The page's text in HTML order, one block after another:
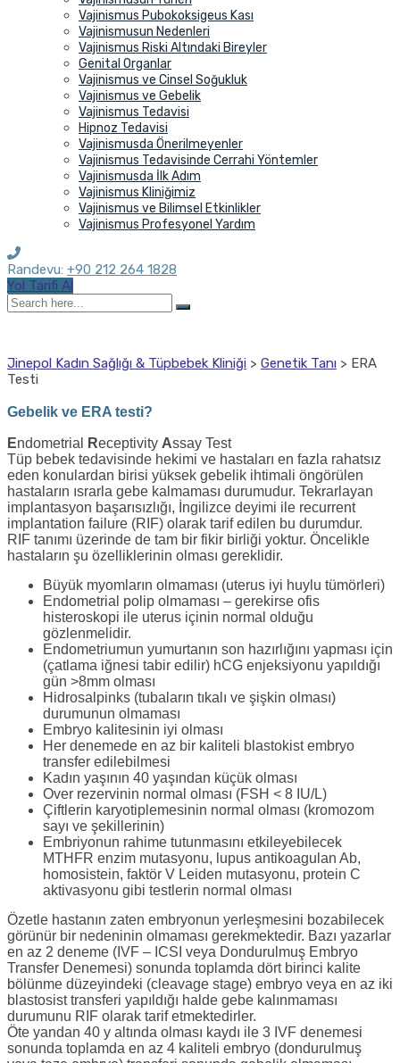
Vajinismus Pubokoksigeus Kası
Vajinismusun Nedenleri
Vajinismus Riski Altındaki Bireyler
Genital Organlar
Vajinismus ve Cinsel Soğukluk
Vajinismus ve Gebelik
Vajinismus Tedavisi
Hipnoz Tedavisi
Vajinismusda Önerilmeyenler
Vajinismus Tedavisinde Cerrahi Yöntemler
Vajinismusda İlk Adım
Vajinismus Kliniğimiz
Vajinismus ve Bilimsel Etkinlikler
Vajinismus Profesyonel Yardım
Randevu: +90 212 264 1828
Yol Tarifi Al
Search
here...
Jinepol Kadın Sağlığı & Tüpbebek Kliniği > Genetik Tanı > ERA
Testi
Gebelik ve ERA testi?
Endometrial Receptivity Assay Test
Tüp bebek tedavisinde hekimi ve hastaları en fazla rahatsız
eden konulardan birisi yüksek gebelik ihtimali öngörülen
hastaların ısrarla gebe kalmaması durumudur. Tekrarlayan
implantasyon başarısızlığı, İngilizce deyimi ile recurrent
implantation failure (RIF) olarak tarif edilen bu durumdur.
RIF tanımı üzerinde de tam bir fikir birliği yoktur. Öncelikle
hastaların şu özelliklerinin olması gereklidir.
Büyük myomların olmaması (uterus iyi huylu tümörleri)
Endometrial polip olmaması – gerekirse ofis
histeroskopi ile uterus içinin normal olduğu
gözlenmelidir.
Endometriumun yumurtanın son hazırlığını yapması için
(çatlama iğnesi tabir edilir) hCG enjeksiyonu yapıldığı
gün >8mm olması
Hidrosalpinks (tubaların tıkalı ve şişkin olması)
durumunun olmaması
Embryo kalitesinin iyi olması
Her denemede en az bir kaliteli blastokist embryo
transfer edilebilmesi
Kadın yaşının 40 yaşından küçük olması
Over rezervinin normal olması (FSH < 8 IU/L)
Çiftlerin karyotiplemesinin normal olması (kromozom
sayı ve şekillerinin)
Embriyonun rahime tutunmasını etkileyebilecek
MTHFR enzim mutasyonu, lupus antikoagulan Ab,
homosistein, faktör V Leiden mutasyonu, protein C
aktivasyonu gibi testlerin normal olması
Özetle hastanın zaten embryonun yerleşmesini bozabilecek
görünür bir nedeninin olmaması gerekmektedir. Bazı yazarlar
en az 2 deneme (IVF – ICSI veya Dondurulmuş Embryo
Transfer Denemesi) sonunda toplamda dört birinci kalite
bölünme düzeyindeki (cleavage stage) embryo veya en az iki
blastosist transferi yapıldığı halde gebe kalınmaması
durumunu RIF olarak tarif etmektedirler.
Öte yandan 40 y altında olması kaydı ile 3 IVF denemesi
sonunda toplamda en az 4 kaliteli embryo (dondurulmuş